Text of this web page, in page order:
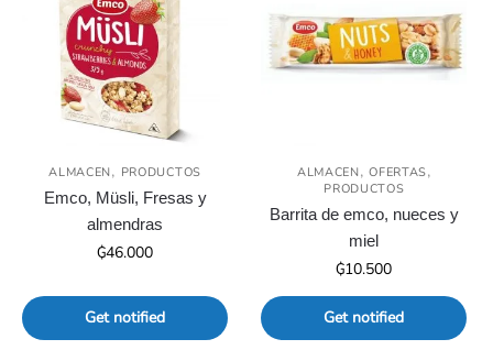
ALMACEN, PRODUCTOS
Emco, Müsli, Fresas y
almendras
₲46.000
Get notified
ALMACEN,OFERTAS,
PRODUCTOS
Barrita de emco, nueces y
miel
₲10.500
Get notified